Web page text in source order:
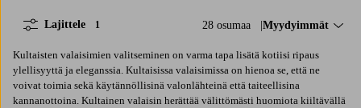
28 osumaa Lajittele:
Myydyimmät
Lajittele 1
Kultaisten valaisimien valitseminen on varma tapa lisätä kotiisi ripaus
ylellisyyttä ja eleganssia. Kultaisissa valaisimissa on hienoa se, että ne
voivat toimia sekä käytännöllisinä valonlähteinä että taiteellisina
kannanottoina. Kultainen valaisin herättää välittömästi huomiota kiiltävällä